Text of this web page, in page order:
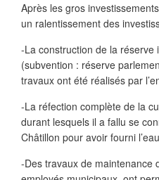
Après les gros
un ralentissement des
-La construction de la
(subvention : réserve
travaux ont été réalisés par
-La réfection complète de la
durant lesquels il a fallu se
Châtillon pour avoir fourni
-Des travaux de maintenance